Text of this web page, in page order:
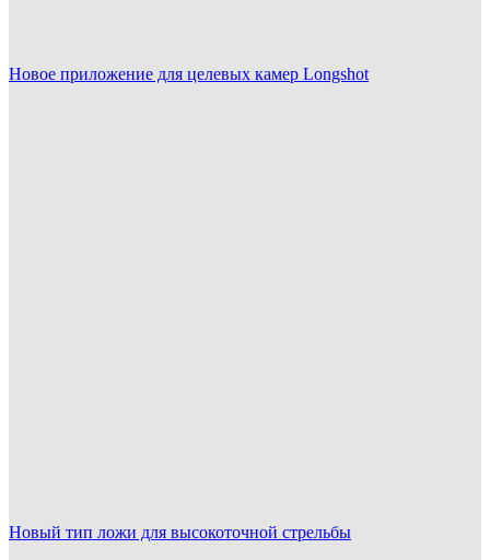
Новое приложение для целевых камер Longshot
Новый тип ложи для высокоточной стрельбы